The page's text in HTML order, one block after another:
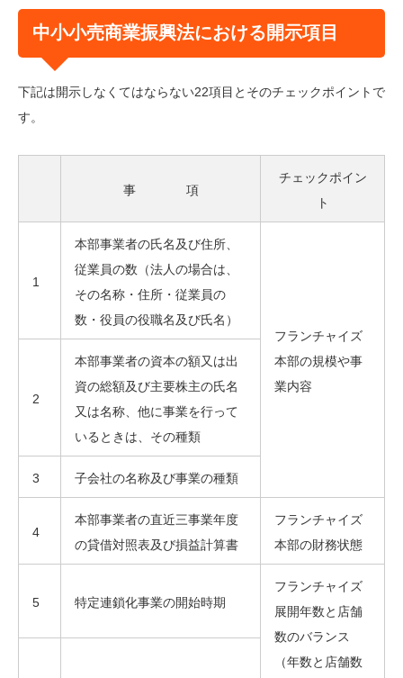
中小小売商業振興法における開示項目
下記は開示しなくてはならない22項目とそのチェックポイントで
す。
事 項
チェックポイン
ト
1
本部事業者の氏名及び住所、
従業員の数（法人の場合は、
その名称・住所・従業員の
数・役員の役職名及び氏名）
フランチャイズ
本部の規模や事
業内容
2
本部事業者の資本の額又は出
資の総額及び主要株主の氏名
又は名称、他に事業を行って
いるときは、その種類
3 子会社の名称及び事業の種類
4
本部事業者の直近三事業年度
の貸借対照表及び損益計算書
フランチャイズ
本部の財務状態
5 特定連鎖化事業の開始時期
フランチャイズ
展開年数と店舗
数のバランス
（年数と店舗数